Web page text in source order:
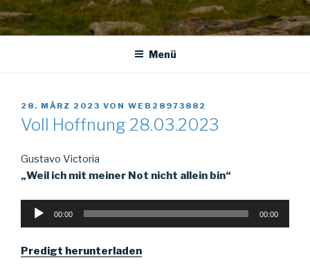
Menü
VERÖFFENTLICHT
AM
28. MÄRZ 2023 VON WEB28973882
Voll Hoffnung 28.03.2023
Gustavo Victoria
„Weil ich mit meiner Not nicht allein bin“
Audio-
00:00 00:00
Predigt herunterladen